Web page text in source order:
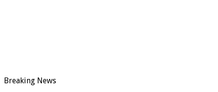
Breaking News